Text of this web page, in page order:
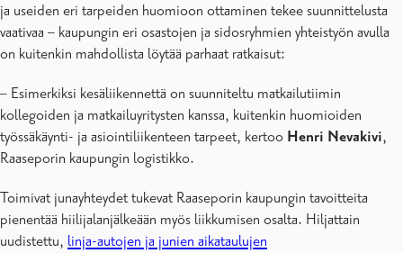
ja useiden eri tarpeiden huomioon ottaminen tekee suunnittelusta
vaativaa – kaupungin eri osastojen ja sidosryhmien yhteistyön avulla
on kuitenkin mahdollista löytää parhaat ratkaisut:
– Esimerkiksi kesäliikennettä on suunniteltu matkailutiimin
kollegoiden ja matkailuyritysten kanssa, kuitenkin huomioiden
työssäkäynti- ja asiointiliikenteen tarpeet, kertoo Henri Nevakivi,
Raaseporin kaupungin logistikko.
Toimivat junayhteydet tukevat Raaseporin kaupungin tavoitteita
pienentää hiilijalanjälkeään myös liikkumisen osalta. Hiljattain
uudistettu, linja-autojen ja junien aikataulujen